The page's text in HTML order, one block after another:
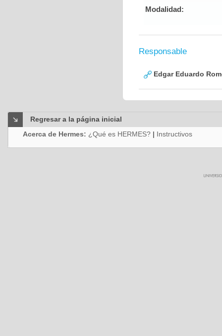
Modalidad:
Responsable
Edgar Eduardo
Regresar a la página inicial
Acerca de Hermes: ¿Qué es HERMES? | Instructivos